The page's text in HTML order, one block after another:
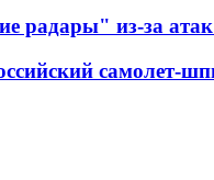
радары" из-за
самолет-